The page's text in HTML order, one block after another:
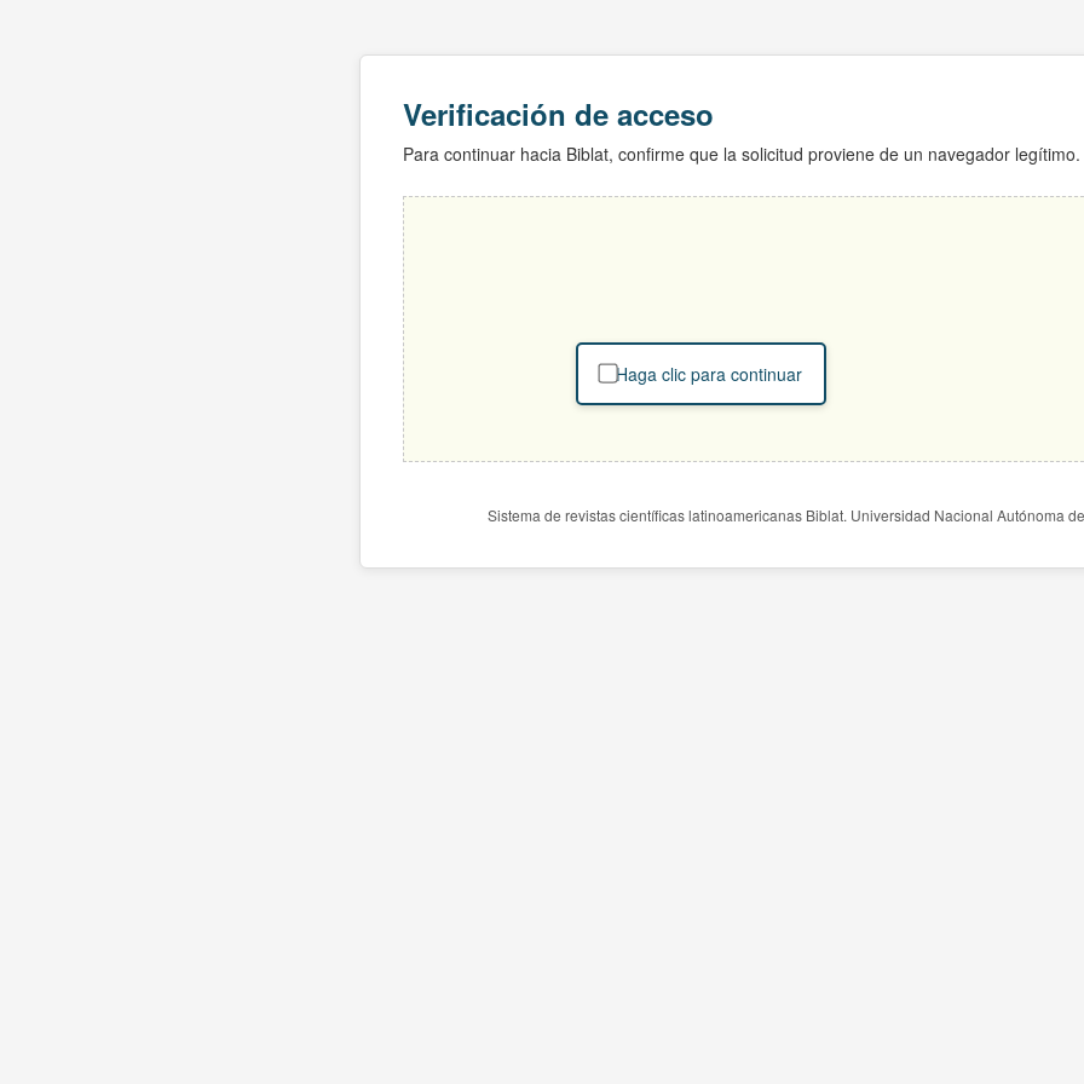
Verificación de acceso
Para continuar hacia Biblat, confirme que la solicitud proviene de un navegador legítimo.
Haga clic para continuar
Sistema de revistas científicas latinoamericanas Biblat. Universidad Nacional Autónoma